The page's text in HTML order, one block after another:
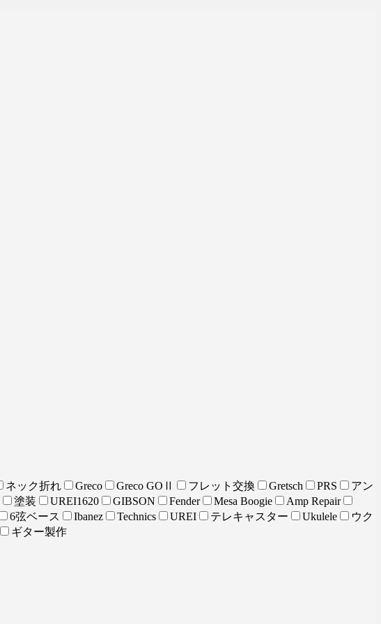
ネック折れ Greco Greco GOⅡ フレット交換 Gretsch PRS
アン
塗装 UREI1620 GIBSON Fender Mesa Boogie
Amp Repair
6弦ベース Ibanez Technics UREI テレキャスター Ukulele
ウク
ギター製作